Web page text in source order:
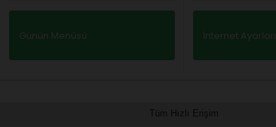
Günün Menüsü İnternet Ayarları
Tüm Hızlı Erişim